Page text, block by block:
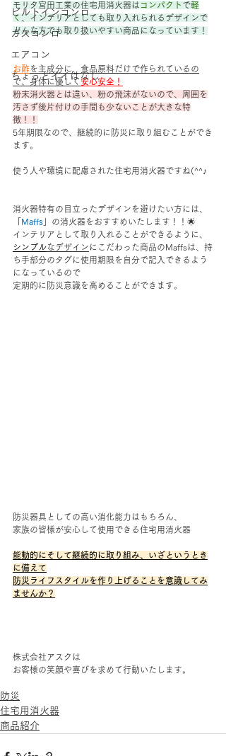
ビルトインコンロ
ガスコンロ
エアコン
ちょっとイイはなし
モリタ宮田工業の住宅用消火器は コンパクト で軽
く 、インテリアとしても取り入れられるデザインで
どんな方でも取り扱いやすい商品になっています！
お酢を主成分に、食品原料だけで作られているの
で、身体に優しく安心安全！
粉末消火器とは違い、粉の飛沫がないので、周囲を
汚さず後片付けの手間も少ないことが大きな特
徴！！
5年期限なので、継続的に防災に取り組むことができ
ます。
使う人や環境に配慮された住宅用消火器ですね(^^♪
消火器特有の目立ったデザインを避けたい方には、
Maffs 」の消火器をおすすめいたします！！🌟
インテリアとして取り入れることができるように、
シンプルなデザイン にこだわった商品のMaffsは、持
ち手部分のタグに使用期限を自分で記入できるよう
になっているので
定期的に防災意識を高めることができます。
防災器具としての高い消化能力はもちろん、
家族の皆様が安心して使用できる住宅用消火器
能動的にそして継続的に取り組み、いざというとき
に備えて
防災ライフスタイルを作り上げることを意識してみ
ませんか？
株式会社アスクは
お客様の笑顔や喜びを求めて行動いたします。
防災
住宅用消火器
商品紹介